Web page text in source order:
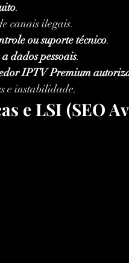
.
canais ilegais.
ou suporte técnico.
dados pessoais.
IPTV Premium
e instabilidade.
e LSI (SEO